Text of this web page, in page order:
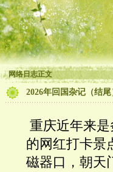
网络日志正文
2026年回国杂记（结尾
重庆近年来
的网红打卡景
磁器口，朝天